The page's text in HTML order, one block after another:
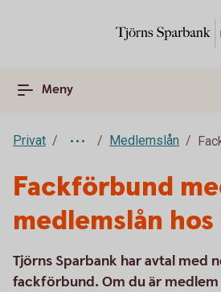
Meny
Privat Medlemslån
Fackförbund
medlemslån hos
Tjörns Sparbank har avtal med
fackförbund. Om du är medlem